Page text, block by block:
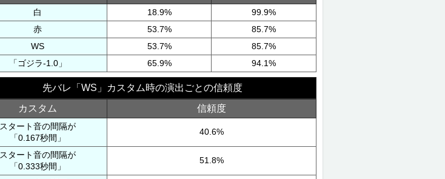
白 18.9%
99.9%
赤
53.7%
85.7%
WS
53.7%
85.7%
「ゴジラ-1.0」
65.9% 94.1%
先バレ「WS」カスタム時の演出ごとの信頼度
カスタム
信頼度
スタート音の間隔が
「0.167秒間」
40.6%
スタート音の間隔が
「0.333秒間」
51.8%